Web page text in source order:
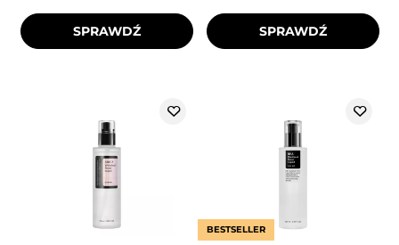
SPRAWDŹ SPRAWDŹ
BESTSELLER